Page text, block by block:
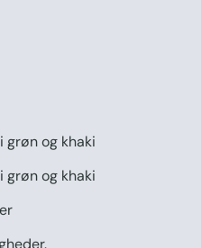
grøn og khaki
grøn og khaki